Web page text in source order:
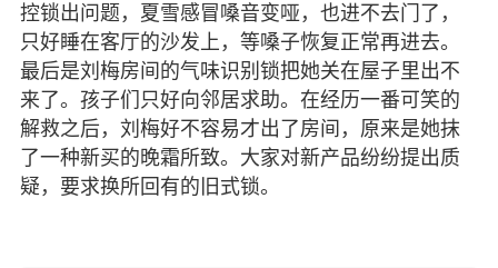
新了 满船清梦压星河
完结】 “你以护着天下女子撑起
家为己任，那我便护着你一人吧”
这座城池的最高首领。 ...
2 716
控锁出问题，夏雪感冒嗓音变哑，也进不去门了，
只好睡在客厅的沙发上，等嗓子恢复正常再进去。
最后是刘梅房间的气味识别锁把她关在屋子里出不
来了。孩子们只好向邻居求助。在经历一番可笑的
解救之后，刘梅好不容易才出了房间，原来是她抹
了一种新买的晚霜所致。大家对新产品纷纷提出质
疑，要求换所回有的旧式锁。